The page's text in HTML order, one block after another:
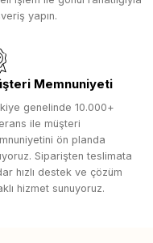
yapın.
Memnuniyeti
genelinde 10.000+
ile müşteri
ön planda
Siparişten teslimata
hızlı destek ve çözüm
hizmet sunuyoruz.